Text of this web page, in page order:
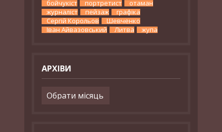
бойчукіст
портретист
отаман
журналіст
пейзаж
графіка
Сергій Корольов
Шевченко
Іван Айвазовський
Литва жупа
АРХІВИ
Архіви